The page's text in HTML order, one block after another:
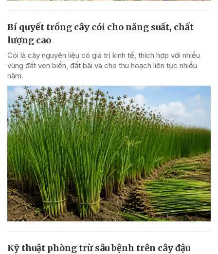
Bí quyết trồng cây cói cho năng suất, chất
lượng cao
Cói là cây nguyên liệu có giá trị kinh tế, thích hợp với nhiều
vùng đất ven biển, đất bãi và cho thu hoạch liên tục nhiều
năm.
Kỹ thuật phòng trừ sâu bệnh trên cây đậu